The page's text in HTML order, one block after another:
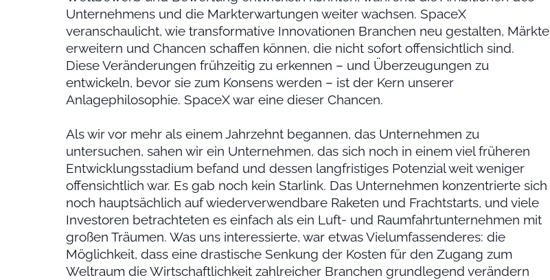
Unternehmens und die Markterwartungen weiter wachsen. SpaceX
veranschaulicht, wie transformative Innovationen Branchen neu gestalten, Märkte
erweitern und Chancen schaffen können, die nicht sofort offensichtlich sind.
Diese Veränderungen frühzeitig zu erkennen – und Überzeugungen zu
entwickeln, bevor sie zum Konsens werden – ist der Kern unserer
Anlagephilosophie. SpaceX war eine dieser Chancen.
Als wir vor mehr als einem Jahrzehnt begannen, das Unternehmen zu
untersuchen, sahen wir ein Unternehmen, das sich noch in einem viel früheren
Entwicklungsstadium befand und dessen langfristiges Potenzial weit weniger
offensichtlich war. Es gab noch kein Starlink. Das Unternehmen konzentrierte sich
noch hauptsächlich auf wiederverwendbare Raketen und Frachtstarts, und viele
Investoren betrachteten es einfach als ein Luft- und Raumfahrtunternehmen mit
großen Träumen. Was uns interessierte, war etwas Vielumfassenderes: die
Möglichkeit, dass eine drastische Senkung der Kosten für den Zugang zum
Weltraum die Wirtschaftlichkeit zahlreicher Branchen grundlegend verändern